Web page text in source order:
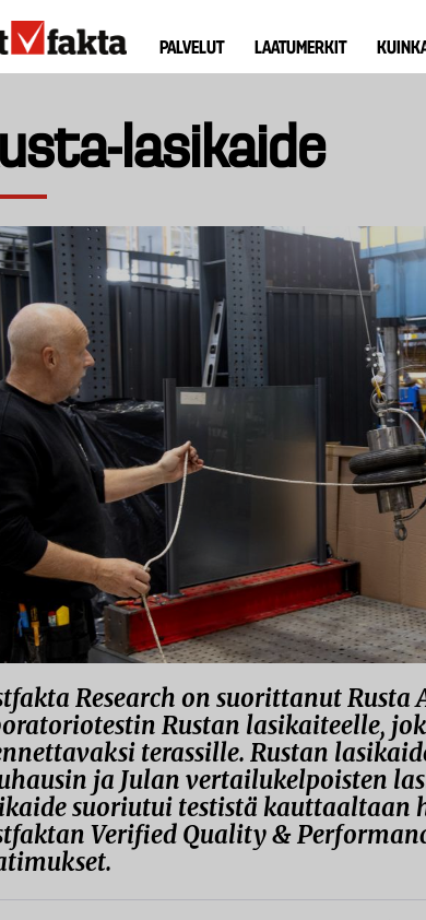
ny
PALVELUT LAATUMERKIT
lasikaide
Research on suorittanut
Rustan lasikaiteelle,
terassille. Rustan
ja Julan vertailukelpoisten
suoriutui testistä kauttaaltaan
Verified Quality &